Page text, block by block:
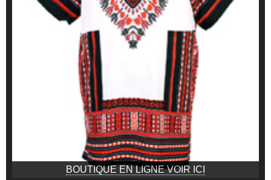
BOUTIQUE EN LIGNE VOIR ICI